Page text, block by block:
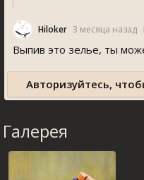
Hiloker 3 месяца назад
Выпив это зелье, ты
Авторизуйтесь,
Галерея